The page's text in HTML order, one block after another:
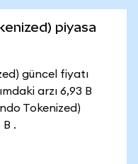
piyasa
güncel fiyatı
arzı 6,93 B
Tokenized)
.